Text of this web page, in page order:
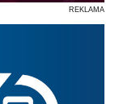
REKLAMA